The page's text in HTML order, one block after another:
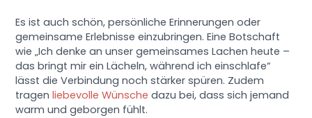
Es ist auch schön, persönliche Erinnerungen oder
gemeinsame Erlebnisse einzubringen. Eine Botschaft
wie „Ich denke an unser gemeinsames Lachen heute –
das bringt mir ein Lächeln, während ich einschlafe“
lässt die Verbindung noch stärker spüren. Zudem
tragenliebevolle Wünsche dazu bei, dass sich jemand
warm und geborgen fühlt.